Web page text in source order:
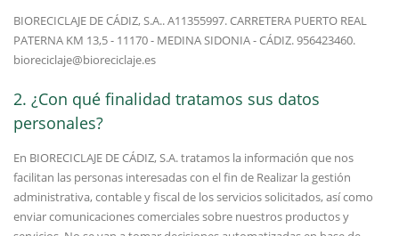
BIORECICLAJE DE CÁDIZ, S.A.. A11355997. CARRETERA PUERTO REAL
PATERNA KM 13,5 - 11170 - MEDINA SIDONIA - CÁDIZ. 956423460.
bioreciclaje@bioreciclaje.es
2. ¿Con qué finalidad tratamos sus datos
personales?
En BIORECICLAJE DE CÁDIZ, S.A. tratamos la información que nos
facilitan las personas interesadas con el fin de Realizar la gestión
administrativa, contable y fiscal de los servicios solicitados, así como
enviar comunicaciones comerciales sobre nuestros productos y